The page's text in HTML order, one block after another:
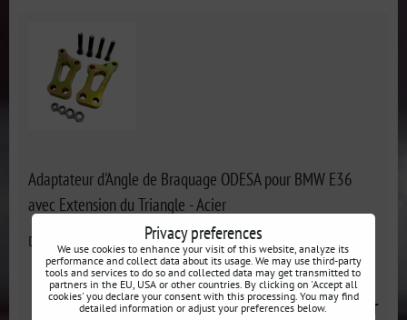
Adaptateur d'Angle de Braquage ODESA pour BMW E36
avec Extension du Triangle - Acier
Disponibilité: En stock
86 € incl. VAT
Privacy preferences
We use cookies to enhance your visit of this website, analyze its
performance and collect data about its usage. We may use third-party
tools and services to do so and collected data may get transmitted to
partners in the EU, USA or other countries. By clicking on 'Accept all
cookies' you declare your consent with this processing. You may find
detailed information or adjust your preferences below.